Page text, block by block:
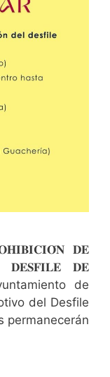
𝐃𝐄
𝐃𝐄𝐒𝐅𝐈𝐋𝐄 𝐃𝐄
de
del Desfile
permanecerán